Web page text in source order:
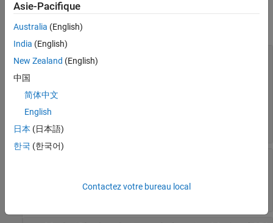
From the Simulink Toolstrip, on theSimulationtab, in the
Preparegallery, select
Board—Hardware board to deploy to
NVIDIA Jetson TX2
NVIDIA Jetson AGX Orin
NVIDIA Jetson Xavier NX
NVIDIA Jetson Orin Nano
NVIDIA Jetson Nano
SPI0_CS0|SPI0_CS1|SPI1_CS0|
Asie-Pacifique
Australia (English)
India (English)
New Zealand (English)
中国
简体中文
English
日本 (日本語)
한국 (한국어)
Contactez votre bureau local